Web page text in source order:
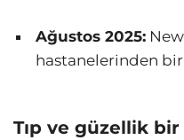
Ağustos 2025:
hastanelerinden
Tıp ve güzellik bir